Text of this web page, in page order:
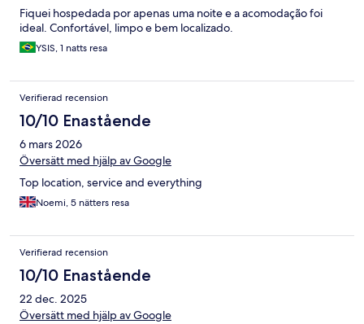
Fiquei hospedada por apenas uma noite e a acomodação foi
ideal. Confortável, limpo e bem localizado.
YSIS, 1 natts resa
Verifierad recension
10/10 Enastående
6 mars 2026
Översätt med hjälp av Google
Top location, service and everything
Noemi, 5 nätters resa
Verifierad recension
10/10 Enastående
22 dec. 2025
Översätt med hjälp av Google